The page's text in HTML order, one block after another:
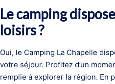
Le camping
loisirs ?
Oui, le Camping La Chapelle
votre séjour. Profitez d’un
remplie à explorer la région. En